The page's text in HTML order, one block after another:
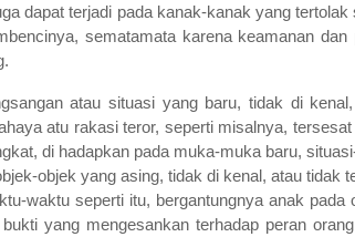
dapat terjadi pada kanak-kanak yang
sematamata karena keamanan dan
atau situasi yang baru, tidak di
atu rakasi teror, seperti misalnya,
di hadapkan pada muka-muka baru,
objek yang asing, tidak di kenal, atau tidak
waktu seperti itu, bergantungnya anak pada
yang mengesankan terhadap peran